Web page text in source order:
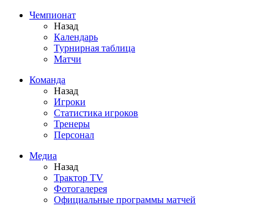
Чемпионат
Назад
Календарь
Турнирная таблица
Матчи
Команда
Назад
Игроки
Статистика игроков
Тренеры
Персонал
Медиа
Назад
Трактор TV
Фотогалерея
Официальные программы матчей